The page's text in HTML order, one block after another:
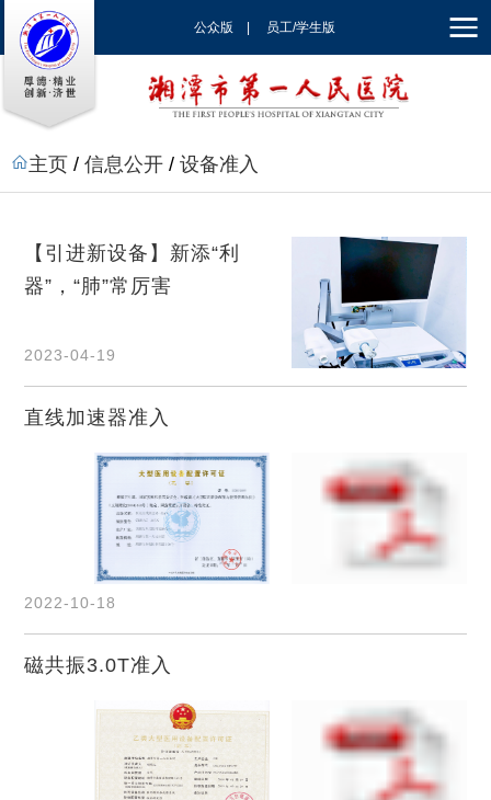
公众版 员工/学生版
| EN
主页 / 信息公开 / 设备准入
【引进新设备】新添“利
器”，“肺”常厉害
2023-04-19
直线加速器准入
2022-10-18
磁共振3.0T准入